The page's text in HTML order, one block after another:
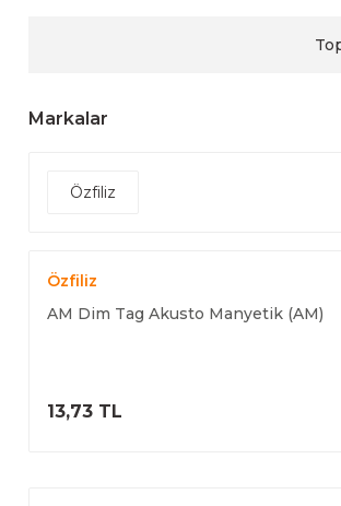
Markalar
Özfiliz
Özfiliz
AM Dim Tag Akusto Manyetik (AM)
13,73 TL